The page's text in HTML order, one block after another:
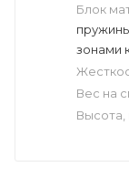
Блок
зонами
Вес на
Высота,